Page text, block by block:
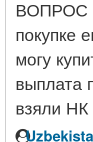
ВОПРОС
покупке
могу
выплата
взяли НК